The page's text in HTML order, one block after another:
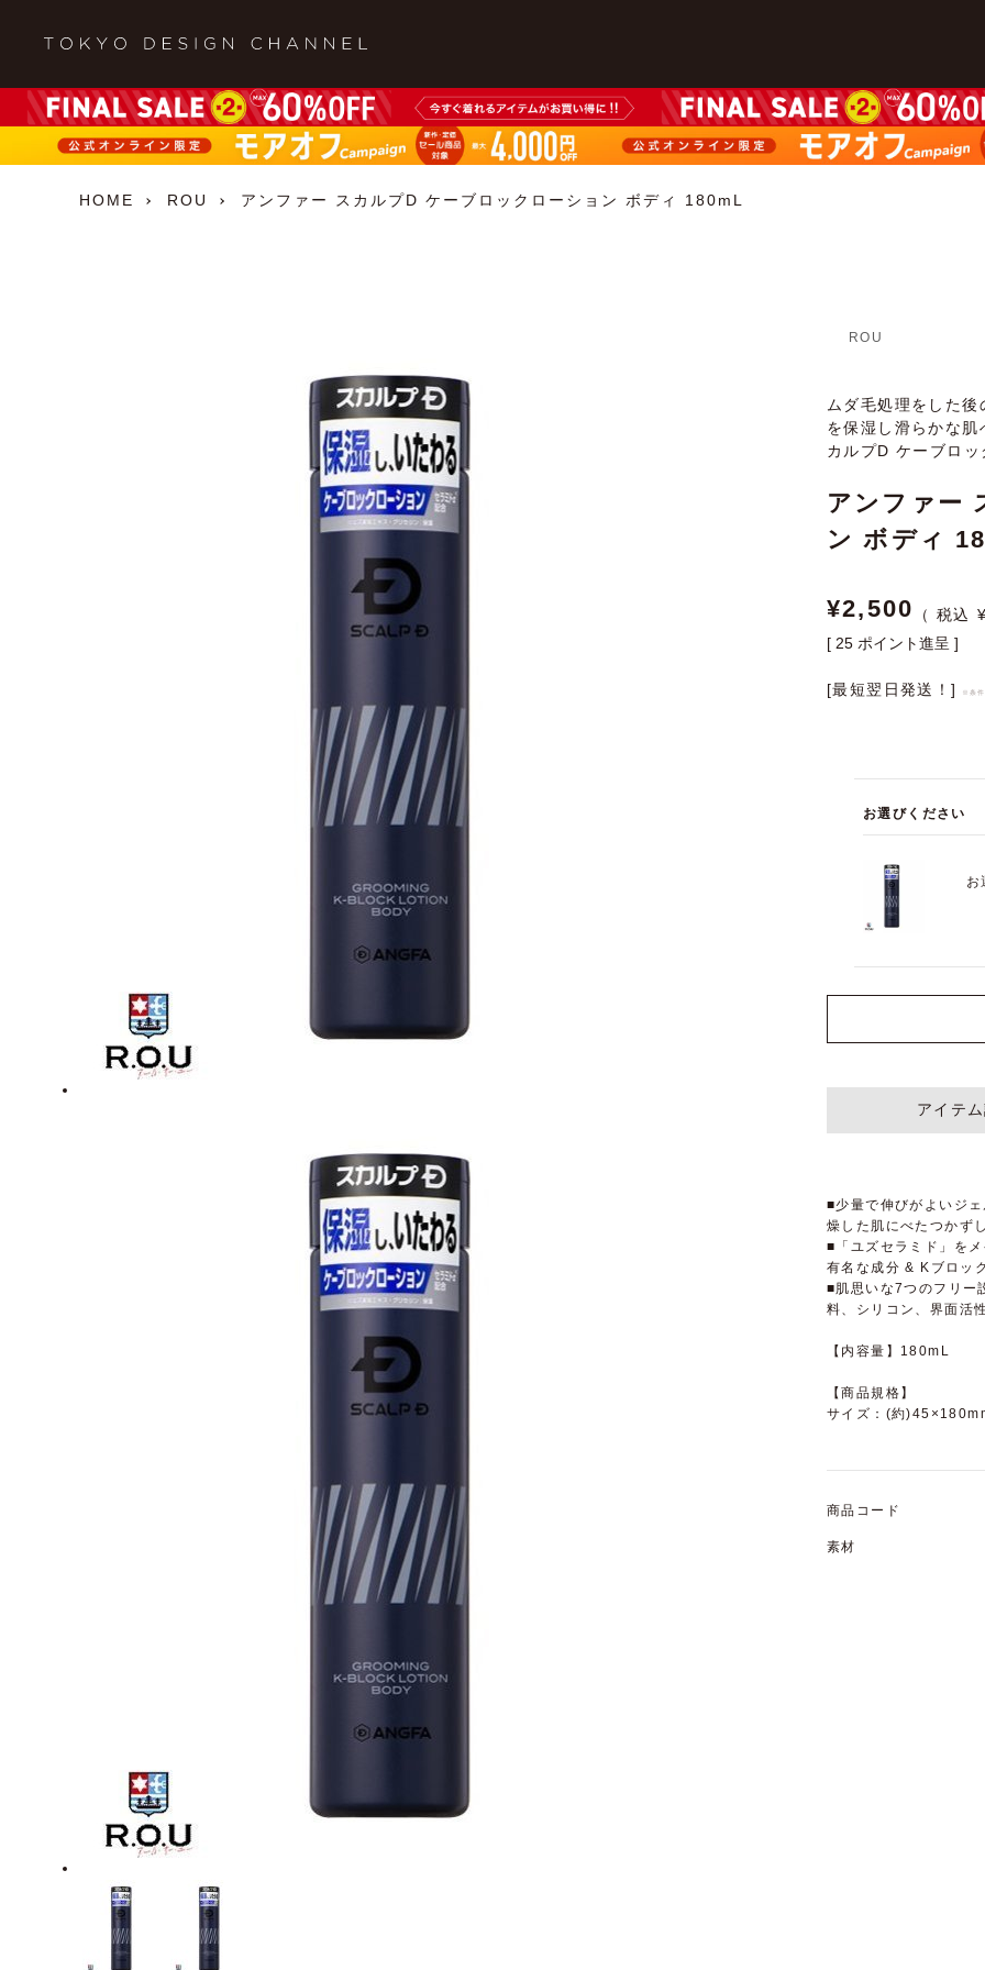
HOME ROU アンファー スカルプD ケーブロックローション ボディ 180mL
ROU
ムダ毛処理をした
を保湿し滑らかな
カルプD ケーブロ
アンファー
ン ボディ
¥2,500
[ 25 ポイント進呈 ]
[最短翌日発送！] ※条
お選びください
お
アイテ
■少量で伸びがよいジ
燥した肌にべたつかず
■「ユズセラミド」を
有名な成分 & Kブロッ
■肌思いな7つのフリー
料、シリコン、界面活
【内容量】180mL
【商品規格】
サイズ：(約
商品コード
素材